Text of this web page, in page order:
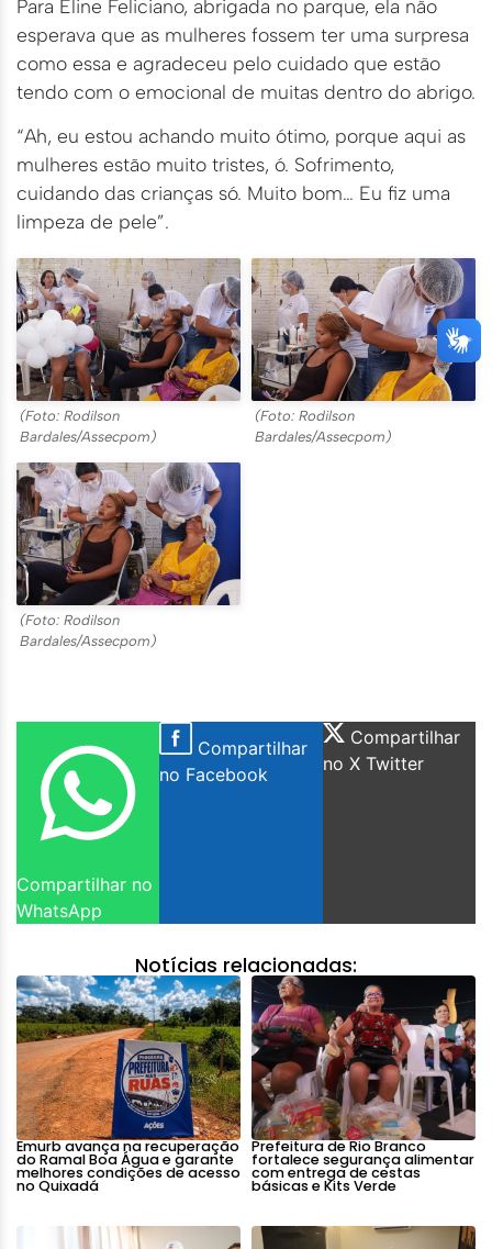
Para Eline Feliciano, abrigada no parque, ela não
esperava que as mulheres fossem ter uma surpresa
como essa e agradeceu pelo cuidado que estão
tendo com o emocional de muitas dentro do abrigo.
“Ah, eu estou achando muito ótimo, porque aqui as
mulheres estão muito tristes, ó. Sofrimento,
cuidando das crianças só. Muito bom… Eu fiz uma
limpeza de pele”.
(Foto: Rodilson
Bardales/Assecpom)
(Foto: Rodilson
Bardales/Assecpom)
(Foto: Rodilson
Bardales/Assecpom)
Compartilhar no
WhatsApp
Compartilhar
no Facebook
Compartilhar
no X Twitter
Notícias relacionadas:
Emurb avança na recuperação
do Ramal Boa Água e garante
melhores condições de acesso
no Quixadá
Prefeitura de Rio Branco
fortalece segurança alimentar
com entrega de cestas
básicas e Kits Verde